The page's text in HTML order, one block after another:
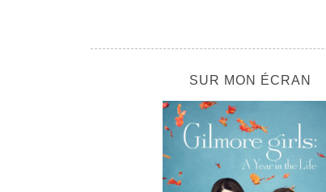
SUR MON ÉCRAN